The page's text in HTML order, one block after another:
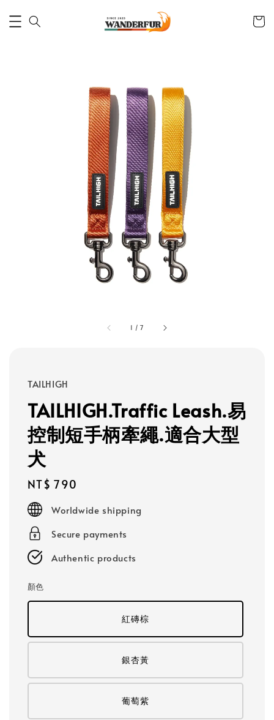
1 /7
TAILHIGH
TAILHIGH.Traffic Leash.易
控制短手柄牽繩.適合大型
犬
Regular
price
NT$ 790
Worldwide shipping
Secure payments
Authentic products
顏色
紅磚棕
銀杏黃
葡萄紫